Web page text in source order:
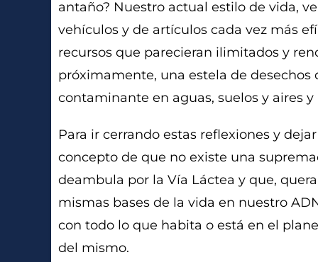
antaño? Nuestro actual estilo de vida,
vehículos y de artículos cada vez más
recursos que parecieran ilimitados y
próximamente, una estela de
contaminante en aguas, suelos y aires
Para ir cerrando estas reflexiones y
concepto de que no existe una
deambula por la Vía Láctea y que,
mismas bases de la vida en nuestro
con todo lo que habita o está en el
del mismo.